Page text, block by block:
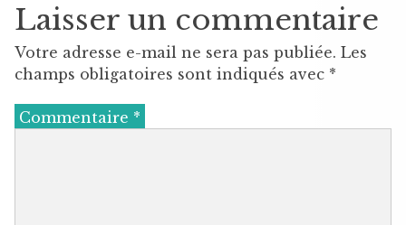
Laisser un commentaire
Votre adresse e-mail ne sera pas publiée. Les
champs obligatoires sont indiqués avec *
Commentaire *